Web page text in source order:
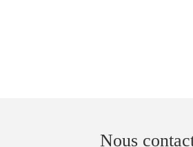
Nous